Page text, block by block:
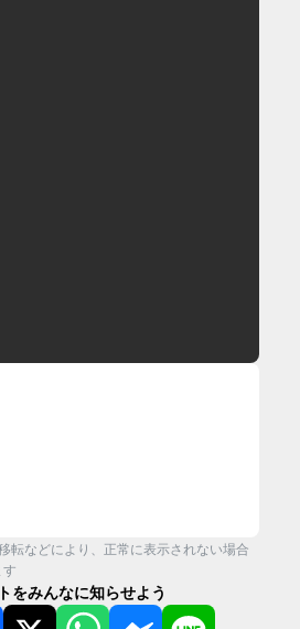
転などにより、正常に表示されない場合
をみんなに知らせよう